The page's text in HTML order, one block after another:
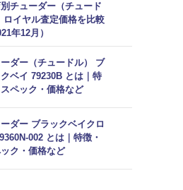
チューダー（チュード
ロイヤル査定価格を比較
年12月）
ダー（チュードル） ブ
ベイ 79230B とは｜特
ペック・価格など
ダー ブラックベイクロ
002 とは｜特徴・
ク・価格など